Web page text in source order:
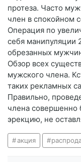
протеза. Часто
член в спокойном
Операция по
себя манипуляции
обрезанных
Обзор всех
мужского члена.
таких рекламных
Правильно,
члена совершенно
эрекцию, не
акция